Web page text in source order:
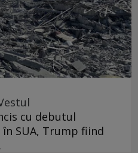
cu debutul
SUA, Trump fiind